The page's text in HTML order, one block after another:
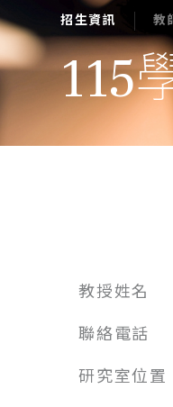
招生資訊 教
115
教授姓名
聯絡電話
研究室位置